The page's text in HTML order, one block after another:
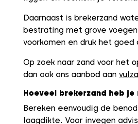
Daarnaast is brekerzand
bestrating met grove
voorkomen en druk het
Op zoek naar zand voor het
dan ook ons aanbod aan
Hoeveel brekerzand heb je
Bereken eenvoudig de
laagdikte. Voor invegen